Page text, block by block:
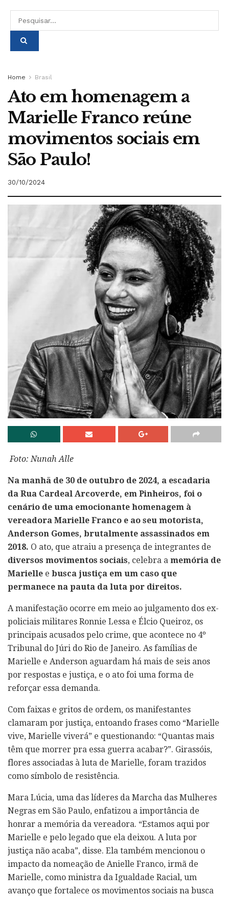
Home Brasil
Ato em homenagem a
Marielle Franco reúne
movimentos sociais em
São Paulo!
30/10/2024
Foto: Nunah Alle
Na manhã de 30 de outubro de 2024, a escadaria
da Rua Cardeal Arcoverde, em Pinheiros, foi o
cenário de uma emocionante homenagem à
vereadora Marielle Franco e ao seu motorista,
Anderson Gomes, brutalmente assassinados em
2018. O ato, que atraiu a presença de integrantes de
diversos movimentos sociais, celebra a memória de
Marielle e busca justiça em um caso que
permanece na pauta da luta por direitos.
A manifestação ocorre em meio ao julgamento dos ex-
policiais militares Ronnie Lessa e Élcio Queiroz, os
principais acusados pelo crime, que acontece no 4º
Tribunal do Júri do Rio de Janeiro. As famílias de
Marielle e Anderson aguardam há mais de seis anos
por respostas e justiça, e o ato foi uma forma de
reforçar essa demanda.
Com faixas e gritos de ordem, os manifestantes
clamaram por justiça, entoando frases como “Marielle
vive, Marielle viverá” e questionando: “Quantas mais
têm que morrer pra essa guerra acabar?”. Girassóis,
flores associadas à luta de Marielle, foram trazidos
como símbolo de resistência.
Mara Lúcia, uma das líderes da Marcha das Mulheres
Negras em São Paulo, enfatizou a importância de
honrar a memória da vereadora. “Estamos aqui por
Marielle e pelo legado que ela deixou. A luta por
justiça não acaba”, disse. Ela também mencionou o
impacto da nomeação de Anielle Franco, irmã de
Marielle, como ministra da Igualdade Racial, um
avanço que fortalece os movimentos sociais na busca